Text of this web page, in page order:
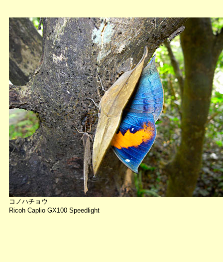
コノハチョウ
Ricoh Caplio GX100 Speedlight